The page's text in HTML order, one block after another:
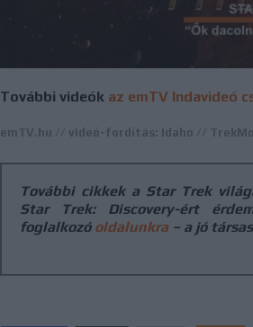
További videók az emTV Indavideó
emTV.hu // videó-fordítás: Idaho //
További cikkek a Star Trek
Star Trek: Discovery-ért
foglalkozó oldalunkra– a jó